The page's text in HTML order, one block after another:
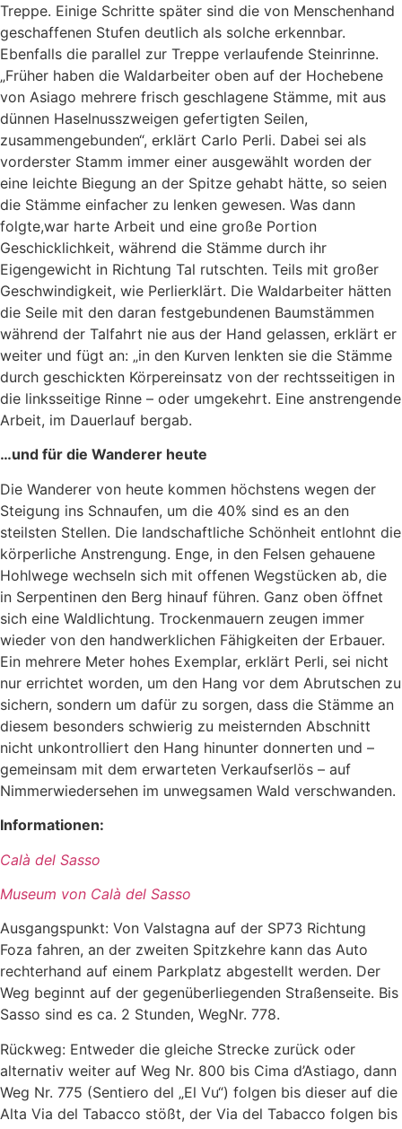
Treppe. Einige Schritte später sind die von Menschenhand
geschaffenen Stufen deutlich als solche erkennbar.
Ebenfalls die parallel zur Treppe verlaufende Steinrinne.
„Früher haben die Waldarbeiter oben auf der Hochebene
von Asiago mehrere frisch geschlagene Stämme, mit aus
dünnen Haselnusszweigen gefertigten Seilen,
zusammengebunden“, erklärt Carlo Perli. Dabei sei als
vorderster Stamm immer einer ausgewählt worden der
eine leichte Biegung an der Spitze gehabt hätte, so seien
die Stämme einfacher zu lenken gewesen. Was dann
folgte,war harte Arbeit und eine große Portion
Geschicklichkeit, während die Stämme durch ihr
Eigengewicht in Richtung Tal rutschten. Teils mit großer
Geschwindigkeit, wie Perlierklärt. Die Waldarbeiter hätten
die Seile mit den daran festgebundenen Baumstämmen
während der Talfahrt nie aus der Hand gelassen, erklärt er
weiter und fügt an: „in den Kurven lenkten sie die Stämme
durch geschickten Körpereinsatz von der rechtsseitigen in
die linksseitige Rinne – oder umgekehrt. Eine anstrengende
Arbeit, im Dauerlauf bergab.
…und für die Wanderer heute
Die Wanderer von heute kommen höchstens wegen der
Steigung ins Schnaufen, um die 40% sind es an den
steilsten Stellen. Die landschaftliche Schönheit entlohnt die
körperliche Anstrengung. Enge, in den Felsen gehauene
Hohlwege wechseln sich mit offenen Wegstücken ab, die
in Serpentinen den Berg hinauf führen. Ganz oben öffnet
sich eine Waldlichtung. Trockenmauern zeugen immer
wieder von den handwerklichen Fähigkeiten der Erbauer.
Ein mehrere Meter hohes Exemplar, erklärt Perli, sei nicht
nur errichtet worden, um den Hang vor dem Abrutschen zu
sichern, sondern um dafür zu sorgen, dass die Stämme an
diesem besonders schwierig zu meisternden Abschnitt
nicht unkontrolliert den Hang hinunter donnerten und –
gemeinsam mit dem erwarteten Verkaufserlös – auf
Nimmerwiedersehen im unwegsamen Wald verschwanden.
Informationen:
Calà del Sasso
Museum von Calà del Sasso
Ausgangspunkt: Von Valstagna auf der SP73 Richtung
Foza fahren, an der zweiten Spitzkehre kann das Auto
rechterhand auf einem Parkplatz abgestellt werden. Der
Weg beginnt auf der gegenüberliegenden Straßenseite. Bis
Sasso sind es ca. 2 Stunden, WegNr. 778.
Rückweg: Entweder die gleiche Strecke zurück oder
alternativ weiter auf Weg Nr. 800 bis Cima d’Astiago, dann
Weg Nr. 775 (Sentiero del „El Vu“) folgen bis dieser auf die
Alta Via del Tabacco stößt, der Via del Tabacco folgen bis